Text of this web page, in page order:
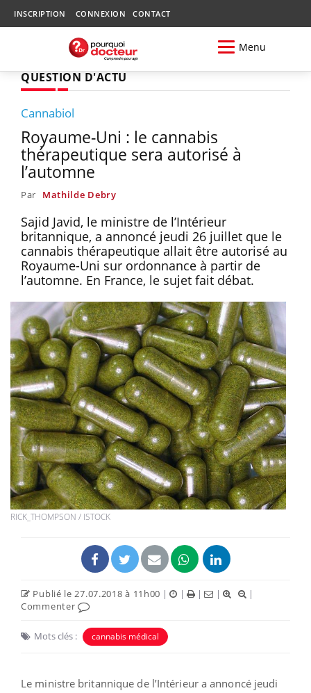
INSCRIPTION CONNEXION CONTACT
Menu
QUESTION D'ACTU
Cannabiol
Royaume-Uni : le cannabis
thérapeutique sera autorisé à
l’automne
Par Mathilde Debry
Sajid Javid, le ministre de l’Intérieur
britannique, a annoncé jeudi 26 juillet que le
cannabis thérapeutique allait être autorisé au
Royaume-Uni sur ordonnance à partir de
l’automne. En France, le sujet fait débat.
RICK_THOMPSON / ISTOCK
Publié le 27.07.2018 à 11h00 | | | |
|
Commenter
Mots clés : cannabis médical
Le ministre britannique de l’Intérieur a annoncé jeudi